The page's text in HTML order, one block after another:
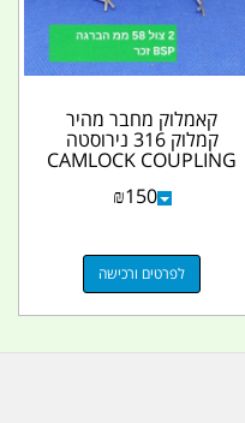
קאמלוק מחבר מהיר
קמלוק 316 נירוסטה
CAMLOCK COUPLING
לייף₪150
לפרטים ורכישה